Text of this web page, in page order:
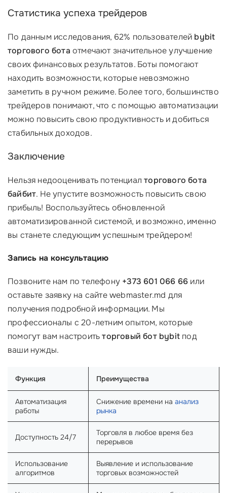
Статистика успеха трейдеров
По данным исследования, 62% пользователей bybit
торгового бота отмечают значительное улучшение
своих финансовых результатов. Боты помогают
находить возможности, которые невозможно
заметить в ручном режиме. Более того, большинство
трейдеров понимают, что с помощью автоматизации
можно повысить свою продуктивность и добиться
стабильных доходов.
Заключение
Нельзя недооценивать потенциалторгового бота
байбит. Не упустите возможность повысить свою
прибыль! Воспользуйтесь обновленной
автоматизированной системой, и возможно, именно
вы станете следующим успешным трейдером!
Запись на консультацию
Позвоните нам по телефону +373 601 066 66 или
оставьте заявку на сайте webmaster.md для
получения подробной информации. Мы
профессионалы с 20-летним опытом, которые
помогут вам настроитьторговый бот bybit под
ваши нужды.
Функция Преимущества
Автоматизация
работы
Снижение времени на анализ
рынка
Доступность 24/7
Торговля в любое время без
перерывов
Использование
алгоритмов
Выявление и использование
торговых возможностей